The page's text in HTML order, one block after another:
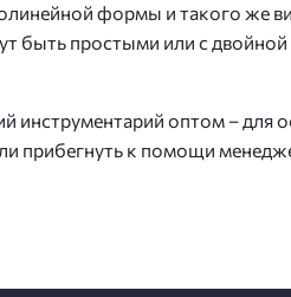
формы и такого же
быть простыми или с
инструментарий оптом –
прибегнуть к помощи